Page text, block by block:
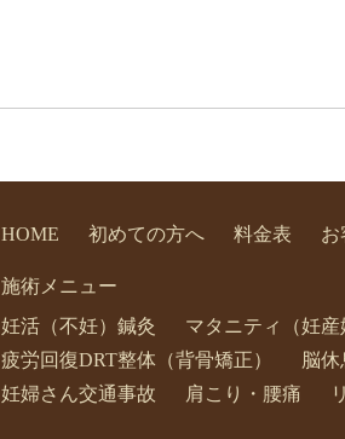
HOME 初めての方へ 料金表 お
施術メニュー
妊活（不妊）鍼灸
マタニティ（妊
疲労回復DRT整体（背骨矯正）
脳
妊婦さん交通事故
肩こり・腰痛